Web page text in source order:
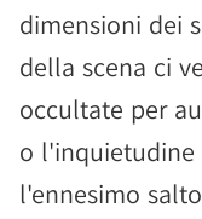
dimensioni dei
della scena ci
occultate per
o l'inquietudine
l'ennesimo